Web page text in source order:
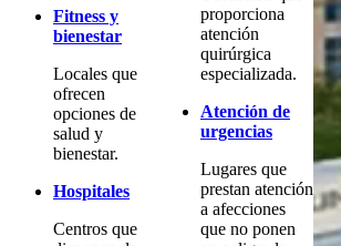
Fitness y
bienestar
Locales que
ofrecen
opciones de
salud y
bienestar.
Hospitales
Centros que
proporciona
atención
quirúrgica
especializada.
Atención de
urgencias
Lugares que
prestan atención
a afecciones
que no ponen